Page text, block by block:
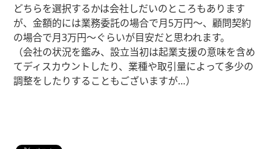
どちらを選択するかは会社しだいのところもあります
が、金額的には業務委託の場合で月5万円〜、顧問契約
の場合で月3万円〜ぐらいが目安だと思われます。
（会社の状況を鑑み、設立当初は起業支援の意味を含め
てディスカウントしたり、業種や取引量によって多少の
調整をしたりすることもございますが…）